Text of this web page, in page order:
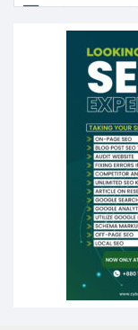
এবার লঞ্চের
১৭ থেকে ২১
১৬ মে চাঁদপুর ও
উচ্চশিক্ষায়
পিএইচডি করছেন
সারা দেশে
কঠোর হচ্ছে
ফরিদগঞ্জে